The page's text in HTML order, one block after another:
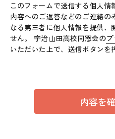
このフォームで送信する個人
内容へのご返答などのご連絡
なる第三者に個人情報を提供、
せん。 宇治山田高校同窓会の
いただいた上で、送信ボタンを